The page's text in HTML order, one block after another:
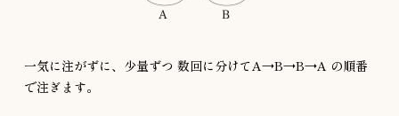
一気に注がずに、少量ずつ 数回に分けてA→B→B→A の順番
で注ぎます。